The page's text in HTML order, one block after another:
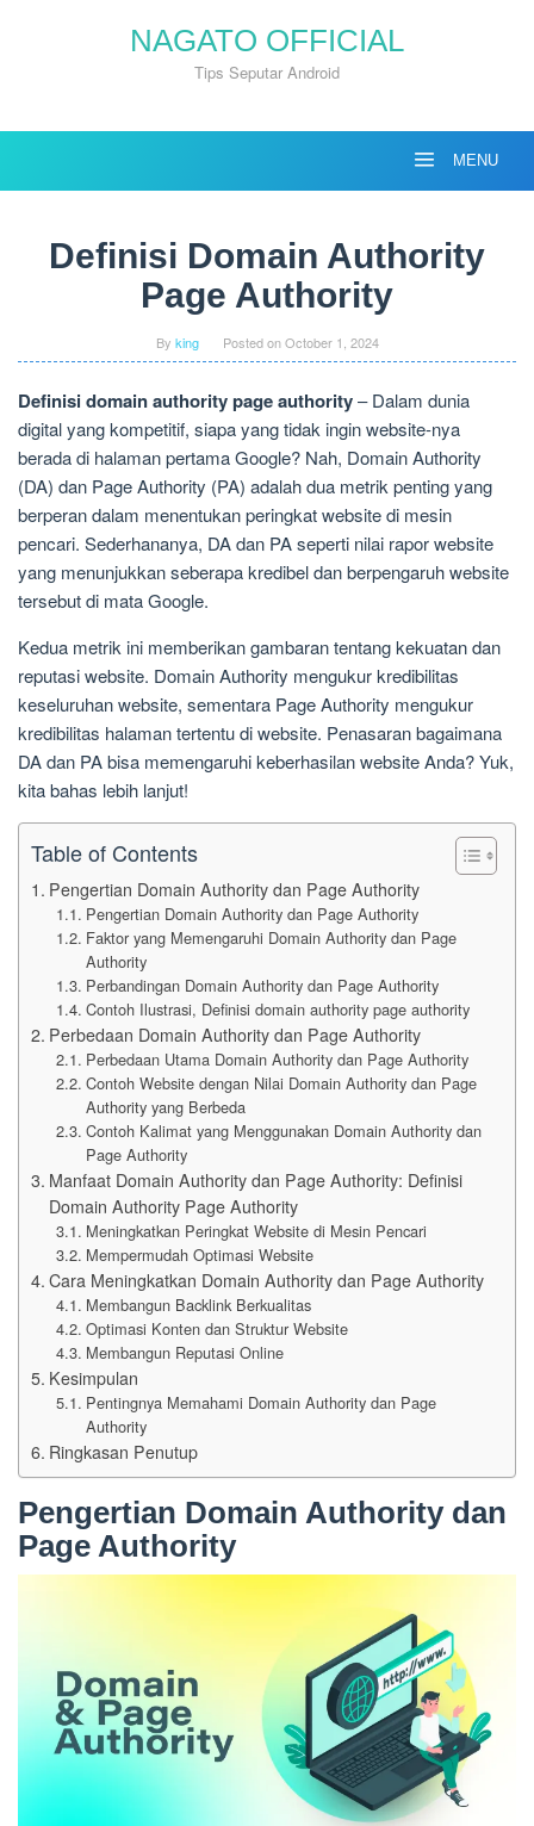
NAGATO OFFICIAL
Tips Seputar Android
MENU
Definisi Domain Authority
Page Authority
By king Posted onOctober 1, 2024
Definisi domain authority page authority– Dalam dunia
digital yang kompetitif, siapa yang tidak ingin website-nya
berada di halaman pertama Google? Nah, Domain Authority
(DA) dan Page Authority (PA) adalah dua metrik penting yang
berperan dalam menentukan peringkat website di mesin
pencari. Sederhananya, DA dan PA seperti nilai rapor website
yang menunjukkan seberapa kredibel dan berpengaruh website
tersebut di mata Google.
Kedua metrik ini memberikan gambaran tentang kekuatan dan
reputasi website. Domain Authority mengukur kredibilitas
keseluruhan website, sementara Page Authority mengukur
kredibilitas halaman tertentu di website. Penasaran bagaimana
DA dan PA bisa memengaruhi keberhasilan website Anda? Yuk,
kita bahas lebih lanjut!
Table of Contents
Pengertian Domain Authority dan Page Authority
Pengertian Domain Authority dan Page Authority
Faktor yang Memengaruhi Domain Authority dan Page
Authority
Perbandingan Domain Authority dan Page Authority
Contoh Ilustrasi, Definisi domain authority page authority
Perbedaan Domain Authority dan Page Authority
Perbedaan Utama Domain Authority dan Page Authority
Contoh Website dengan Nilai Domain Authority dan Page
Authority yang Berbeda
Contoh Kalimat yang Menggunakan Domain Authority dan
Page Authority
Manfaat Domain Authority dan Page Authority: Definisi
Domain Authority Page Authority
Meningkatkan Peringkat Website di Mesin Pencari
Mempermudah Optimasi Website
Cara Meningkatkan Domain Authority dan Page Authority
Membangun Backlink Berkualitas
Optimasi Konten dan Struktur Website
Membangun Reputasi Online
Kesimpulan
Pentingnya Memahami Domain Authority dan Page
Authority
Ringkasan Penutup
Pengertian Domain Authority dan
Page Authority